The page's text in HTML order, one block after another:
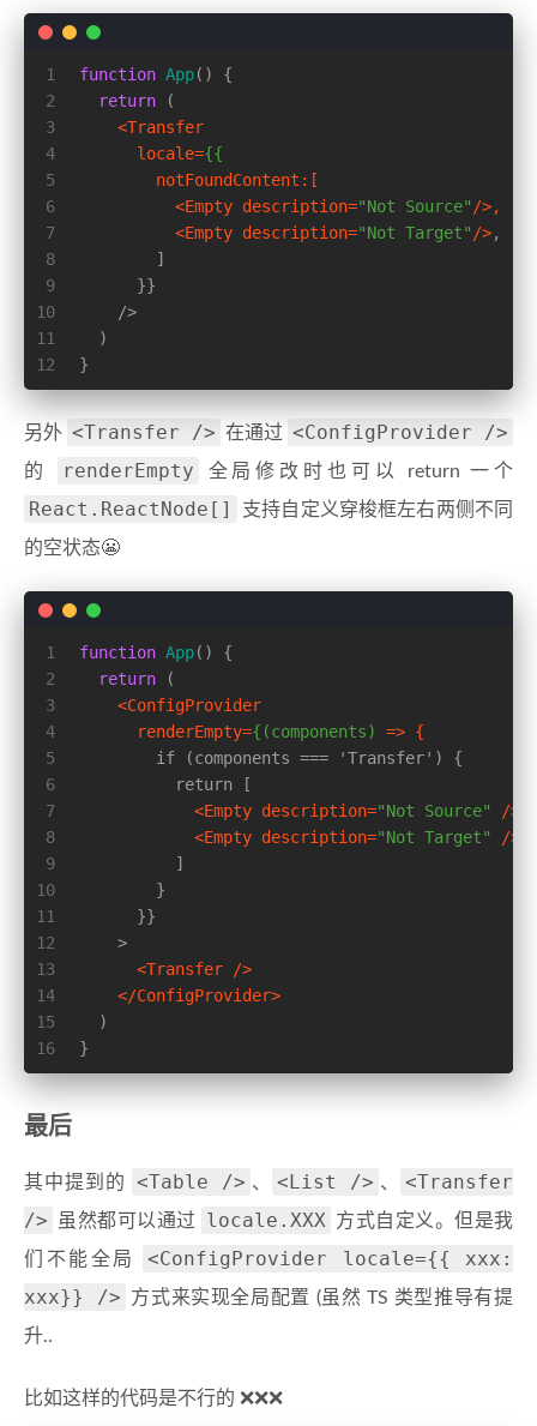
1
2
3
4
5
6
7
8
9
10
11
12
function App( ) {
return (
<Transfer
locale={{
notFoundContent: [
          <
Empty description="Not Source" />,
<Empty description="Not Target" />,
        ]
      }}
    />
  )
}
另外 <Transfer /> 在通过 <ConfigProvider />
的 renderEmpty 全局修改时也可以 return 一个
React.ReactNode[]
支持自定义穿梭框左右两侧不同
的空状态😬
1
2
3
4
5
6
7
8
9
10
11
12
13
14
15
16
function App( ) {
return (
<ConfigProvider
renderEmpty={(components) => {
        if (components === 'Transfer') {
          return [
<Empty description="Not Source" />
<Empty description="Not Target" />
          ]
        }
      }}
    >
<Transfer />
</ConfigProvider>
  )
}
最后
其中提到的 <Table /> 、 <List /> 、
<Transfer
/>
虽然都可以通过 locale.XXX 方式自定义。但是我
们不能全局
<ConfigProvider locale={{ xxx:
xxx}} />
方式来实现全局配置 (虽然 TS 类型推导有提
升..
比如这样的代码是不行的 ❌❌❌